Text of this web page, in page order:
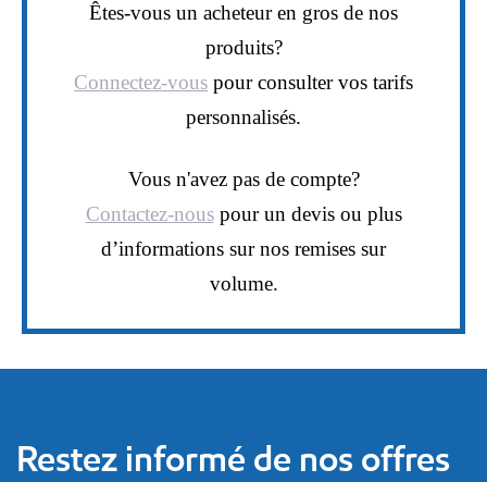
Êtes-vous un acheteur en gros de nos
produits?
Connectez-vous pour consulter vos tarifs
personnalisés.
Vous n'avez pas de compte?
Contactez-nouspour un devis ou plus
d’informations sur nos remises sur
volume.
Restez informé de nos offres